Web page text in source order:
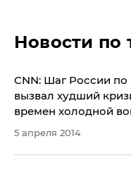
Новости по
CNN: Шаг России
вызвал худший
времен холодной
5 апреля 2014